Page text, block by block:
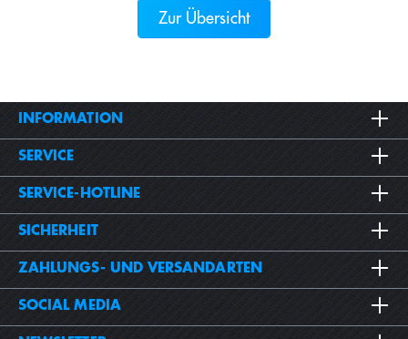
Zur Übersicht
INFORMATION
SERVICE
SERVICE-HOTLINE
SICHERHEIT
ZAHLUNGS- UND VERSANDARTEN
SOCIAL MEDIA